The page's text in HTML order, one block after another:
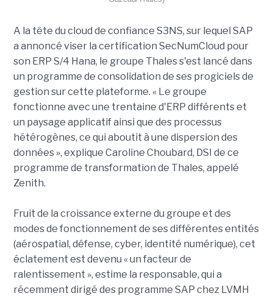
A la tête du cloud de confiance S3NS, sur lequel SAP
a annoncé viser la certification SecNumCloud pour
son ERP S/4 Hana, le groupe Thales s'est lancé dans
un programme de consolidation de ses progiciels de
gestion sur cette plateforme. « Le groupe
fonctionne avec une trentaine d'ERP différents et
un paysage applicatif ainsi que des processus
hétérogènes, ce qui aboutit à une dispersion des
données », explique Caroline Choubard, DSI de ce
programme de transformation de Thales, appelé
Zenith.
Fruit de la croissance externe du groupe et des
modes de fonctionnement de ses différentes entités
(aérospatial, défense, cyber, identité numérique), cet
éclatement est devenu « un facteur de
ralentissement », estime la responsable, qui a
récemment dirigé des programme SAP chez LVMH